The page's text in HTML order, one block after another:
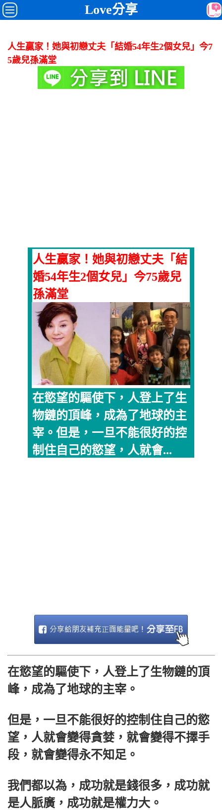
Love分享
人生贏家！她與初戀丈夫「結婚54年生2個女兒」今7
5歲兒孫滿堂
人生贏家！她與初戀丈夫「結
婚54年生2個女兒」今75歲兒
孫滿堂
在慾望的驅使下，人登上了生
物鏈的頂峰，成為了地球的主
宰。但是，一旦不能很好的控
制住自己的慾望，人就會...
在慾望的驅使下，人登上了生物鏈的頂
峰，成為了地球的主宰。
但是，一旦不能很好的控制住自己的慾
望，人就會變得貪婪，就會變得不擇手
段，就會變得永不知足。
我們都以為，成功就是錢很多，成功就
是人脈廣，成功就是權力大。